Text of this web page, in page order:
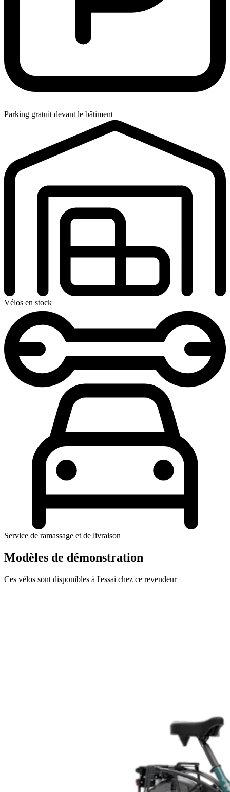
Parking gratuit devant le bâtiment
Vélos en stock
Service de ramassage et de livraison
Modèles de démonstration
Ces vélos sont disponibles à l'essai chez ce revendeur